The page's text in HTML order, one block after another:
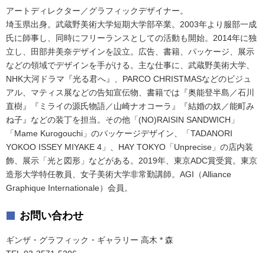
アートディレクター／グラフィックデザイナー。
埼玉県出身。武蔵野美術大学短期大学部卒業。2003年より服部一成
氏に師事し、同時にフリーランスとしての活動も開始。2014年に独
立し、田部井美奈デザインを設立。広告、書籍、パッケージ、展示
などの領域でデザインを手がける。主な仕事に、武蔵野美術大学、
NHK大河ドラマ『光る君へ』、PARCO CHRISTMASなどのビジュ
アル、マティス展などの告知宣伝物、書籍では『奥能登半島／石川
直樹』『ミライの源氏物語／山崎ナオコーラ』『結婚の奴／能町み
ね子』などの装丁を担当。その他「(NO)RAISIN SANDWICH」
「Mame Kurogouchi」のパッケージデザイン、「TADANORI
YOKOO ISSEY MIYAKE 4」、HAY TOKYO「Unprecise」の店内装
飾、展示「光と図形」などがある。2019年、東京ADC賞受賞。東京
造形大学特任教員、女子美術大学非常勤講師。AGI（Alliance
Graphique Internationale）会員。
お問い合わせ
ギンザ・グラフィック・ギャラリー 高木 * 森